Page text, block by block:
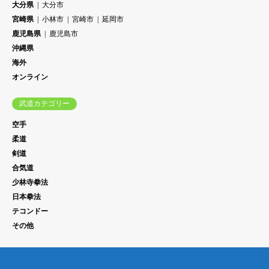
大分県
大分市
宮崎県
小林市 宮崎市
延岡市
鹿児島県
鹿児島市
沖縄県
海外
オンライン
武道カテゴリー
空手
柔道
剣道
合気道
少林寺拳法
日本拳法
テコンドー
その他